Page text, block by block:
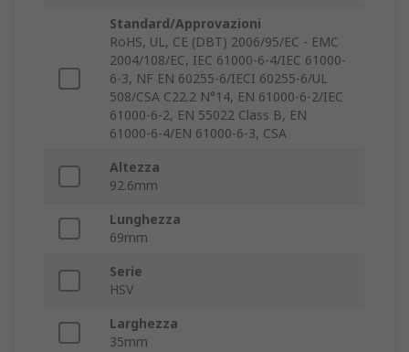
Standard/Approvazioni
RoHS, UL, CE (DBT) 2006/95/EC - EMC
2004/108/EC, IEC 61000-6-4/IEC 61000-
6-3, NF EN 60255-6/IECI 60255-6/UL
508/CSA C22.2 N°14, EN 61000-6-2/IEC
61000-6-2, EN 55022 Class B, EN
61000-6-4/EN 61000-6-3, CSA
Altezza
92.6mm
Lunghezza
69mm
Serie
HSV
Larghezza
35mm